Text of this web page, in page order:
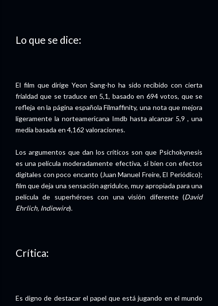
Lo que se dice:
El film que dirige Yeon Sang-ho ha sido recibido con cierta
frialdad que se traduce en 5,1, basado en 694 votos, que se
refleja en la página española Filmaffinity, una nota que mejora
ligeramente la norteamericana Imdb hasta alcanzar 5,9 , una
media basada en 4,162 valoraciones.
Los argumentos que dan los críticos son que Psichokynesis
es una película moderadamente efectiva, si bien con efectos
digitales con poco encanto (Juan Manuel Freire, El Periódico);
film que deja una sensación agridulce, muy apropiada para una
película de superhéroes con una visión diferente (David
Ehrlich, Indiewire).
Crítica:
Es digno de destacar el papel que está jugando en el mundo